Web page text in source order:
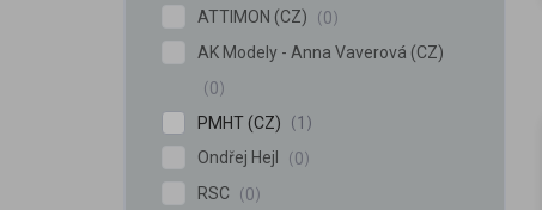
ATTIMON (CZ)
0
AK Modely - Anna Vaverová (CZ)
0
PMHT (CZ)
1
Ondřej Hejl
0
RSC
0